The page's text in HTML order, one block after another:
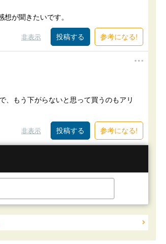
が聞きたいです。
非表示 参考になる!
、もう下がらないと思って買うのもアリ
非表示 参考になる!